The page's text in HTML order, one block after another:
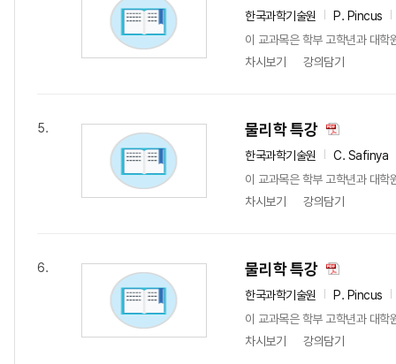
한국과학기술원
P. Pincus
이 교과목은 학부 고학년과 대학
차시보기
강의담기
5. 물리학 특강
한국과학기술원
C. Safinya
이 교과목은 학부 고학년과 대학
차시보기
강의담기
6. 물리학 특강
한국과학기술원
P. Pincus
이 교과목은 학부 고학년과 대학
차시보기
강의담기